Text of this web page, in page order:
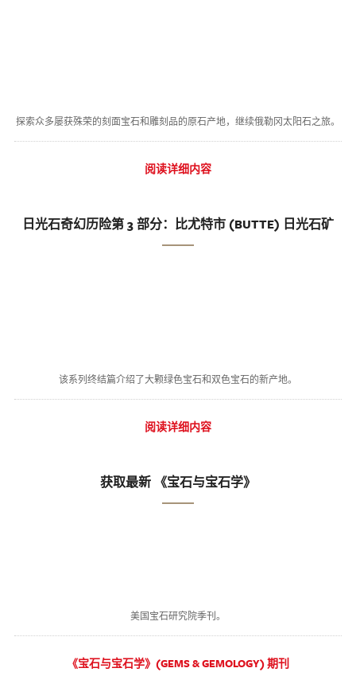
探索众多屡获殊荣的刻面宝石和雕刻品的原石产地，继续俄勒冈太阳石之旅。
阅读详细内容
日光石奇幻历险第 3 部分：比尤特市 (BUTTE) 日光石矿
该系列终结篇介绍了大颗绿色宝石和双色宝石的新产地。
阅读详细内容
获取最新 《宝石与宝石学》
美国宝石研究院季刊。
《宝石与宝石学》(GEMS & GEMOLOGY) 期刊